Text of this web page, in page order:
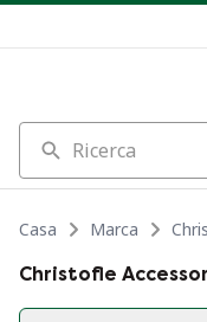
Ricerca
Casa Marca
Christofle